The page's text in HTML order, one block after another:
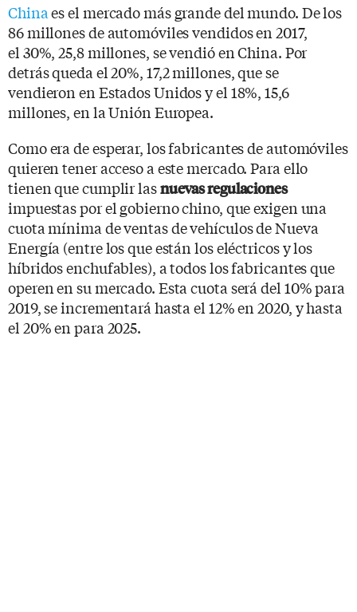
Chinaes el mercado más grande del mundo. De los
86 millones de automóviles vendidos en 2017,
el 30%, 25,8 millones, se vendió en China. Por
detrás queda el 20%, 17,2 millones, que se
vendieron en Estados Unidos y el 18%, 15,6
millones, en la Unión Europea.
Como era de esperar, los fabricantes de automóviles
quieren tener acceso a este mercado. Para ello
tienen que cumplir lasnuevas regulaciones
impuestas por el gobierno chino, que exigen una
cuota mínima de ventas de vehículos de Nueva
Energía (entre los que están los eléctricos y los
híbridos enchufables), a todos los fabricantes que
operen en su mercado. Esta cuota será del 10% para
2019, se incrementará hasta el 12% en 2020, y hasta
el 20% en para 2025.